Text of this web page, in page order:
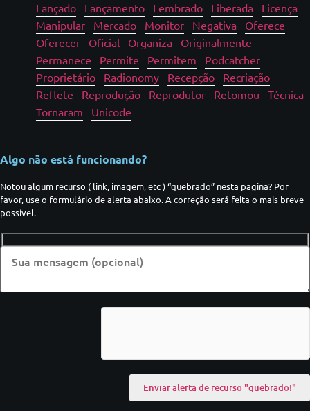
Lançado
Lançamento Lembrado Liberada
Licença
Manipular
Mercado Monitor Negativa
Oferece
Oferecer
Oficial Organiza
Originalmente
Permanece
Permite Permitem
Podcatcher
Proprietário
Radionomy Recepção
Recriação
Reflete
Reprodução Reprodutor Retomou
Técnica
Tornaram
Unicode
Algo não está funcionando?
Notou algum recurso ( link, imagem, etc ) “quebrado” nesta pagina? Por
favor, use o formulário de alerta abaixo. A correção será feita o mais breve
possível.